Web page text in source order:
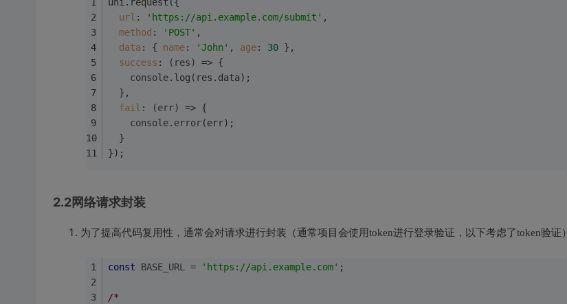
url : 'https://api.example.com/submit' ,
method : 'POST' ,
data : { name: 'John' , age: 30 },
success : ( res) => {
console.log(res.data);
  },
fail : (err) => {
console. error(err);
  }
});
2.2网络请求封装
为了提高代码复用性，通常会对请求进行封装（通常项目会使用token进行登录验证，以下考虑了token验证）
const BASE_URL = 'https://api.example.com' ;
/*